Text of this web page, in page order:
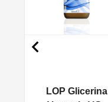
LOP Glicerina
